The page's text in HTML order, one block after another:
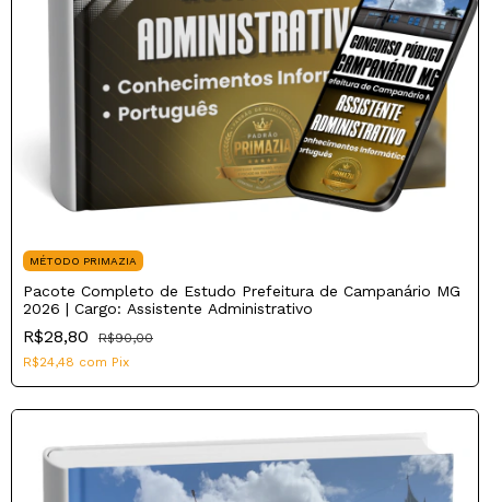
MÉTODO PRIMAZIA
Pacote Completo de Estudo Prefeitura de Campanário MG
2026 | Cargo: Assistente Administrativo
R$28,80
R$90,00
R$24,48 com Pix